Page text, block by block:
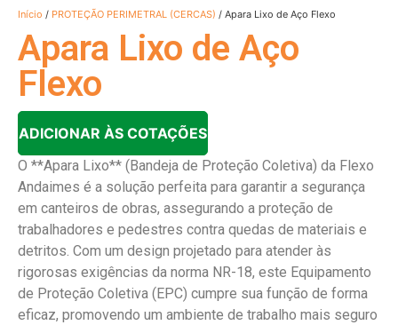
Início / PROTEÇÃO PERIMETRAL (CERCAS) / Apara Lixo de Aço Flexo
Apara Lixo de Aço
Flexo
ADICIONAR ÀS COTAÇÕES
O **Apara Lixo** (Bandeja de Proteção Coletiva) da Flexo
Andaimes é a solução perfeita para garantir a segurança
em canteiros de obras, assegurando a proteção de
trabalhadores e pedestres contra quedas de materiais e
detritos. Com um design projetado para atender às
rigorosas exigências da norma NR-18, este Equipamento
de Proteção Coletiva (EPC) cumpre sua função de forma
eficaz, promovendo um ambiente de trabalho mais seguro